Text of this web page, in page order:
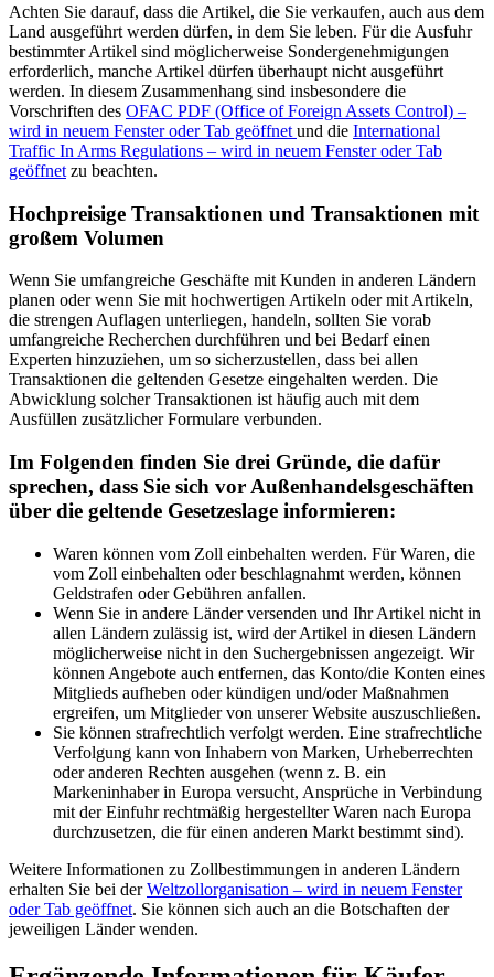
Achten Sie darauf, dass die Artikel, die Sie verkaufen, auch aus dem
Land ausgeführt werden dürfen, in dem Sie leben. Für die Ausfuhr
bestimmter Artikel sind möglicherweise Sondergenehmigungen
erforderlich, manche Artikel dürfen überhaupt nicht ausgeführt
werden. In diesem Zusammenhang sind insbesondere die
Vorschriften des OFAC PDF (Office of Foreign Assets Control) –
wird in neuem Fenster oder Tab geöffnet und die International
Traffic In Arms Regulations – wird in neuem Fenster oder Tab
geöffnet zu beachten.
Hochpreisige Transaktionen und Transaktionen mit
großem Volumen
Wenn Sie umfangreiche Geschäfte mit Kunden in anderen Ländern
planen oder wenn Sie mit hochwertigen Artikeln oder mit Artikeln,
die strengen Auflagen unterliegen, handeln, sollten Sie vorab
umfangreiche Recherchen durchführen und bei Bedarf einen
Experten hinzuziehen, um so sicherzustellen, dass bei allen
Transaktionen die geltenden Gesetze eingehalten werden. Die
Abwicklung solcher Transaktionen ist häufig auch mit dem
Ausfüllen zusätzlicher Formulare verbunden.
Im Folgenden finden Sie drei Gründe, die dafür
sprechen, dass Sie sich vor Außenhandelsgeschäften
über die geltende Gesetzeslage informieren:
Waren können vom Zoll einbehalten werden. Für Waren, die
vom Zoll einbehalten oder beschlagnahmt werden, können
Geldstrafen oder Gebühren anfallen.
Wenn Sie in andere Länder versenden und Ihr Artikel nicht in
allen Ländern zulässig ist, wird der Artikel in diesen Ländern
möglicherweise nicht in den Suchergebnissen angezeigt. Wir
können Angebote auch entfernen, das Konto/die Konten eines
Mitglieds aufheben oder kündigen und/oder Maßnahmen
ergreifen, um Mitglieder von unserer Website auszuschließen.
Sie können strafrechtlich verfolgt werden. Eine strafrechtliche
Verfolgung kann von Inhabern von Marken, Urheberrechten
oder anderen Rechten ausgehen (wenn z. B. ein
Markeninhaber in Europa versucht, Ansprüche in Verbindung
mit der Einfuhr rechtmäßig hergestellter Waren nach Europa
durchzusetzen, die für einen anderen Markt bestimmt sind).
Weitere Informationen zu Zollbestimmungen in anderen Ländern
erhalten Sie bei derWeltzollorganisation – wird in neuem Fenster
oder Tab geöffnet. Sie können sich auch an die Botschaften der
jeweiligen Länder wenden.